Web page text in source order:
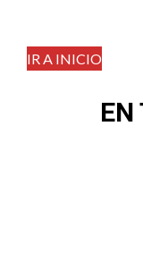
IR A INICIO
EN